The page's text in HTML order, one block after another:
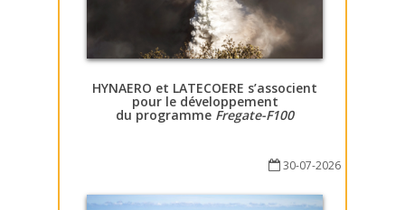
HYNAERO et LATECOERE s’associent
pour le développement
du programme Fregate-F100
30-07-2026